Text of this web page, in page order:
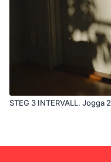
STEG 3 INTERVALL.